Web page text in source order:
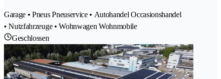
Garage • Pneus Pneuservice • Autohandel Occasionshandel
• Nutzfahrzeuge • Wohnwagen Wohnmobile
Geschlossen